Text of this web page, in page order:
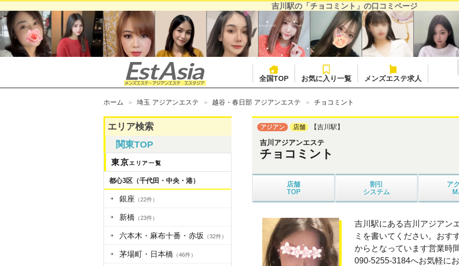
吉川駅の「チョコミント」の口コミページ
全国TOP お気に入り一覧 メンズエステ求人
ホーム 埼玉 アジアンエステ 越谷・春日部 アジアンエステ チョコミント
アジアン 店舗 【吉川駅】
吉川アジアンエステ
チョコミント
店舗
TOP
割引
システム
ア
吉川駅にある吉川アジアン
ミを書いてください。おす
からとなっています営業時
090-5255-3184へお気軽に
エリア検索
関東TOP
東京エリア一覧
都心3区（千代田・中央・港）
銀座 （22件）
新橋 （23件）
六本木・麻布十番・赤坂 （32件）
茅場町・日本橋 （46件）